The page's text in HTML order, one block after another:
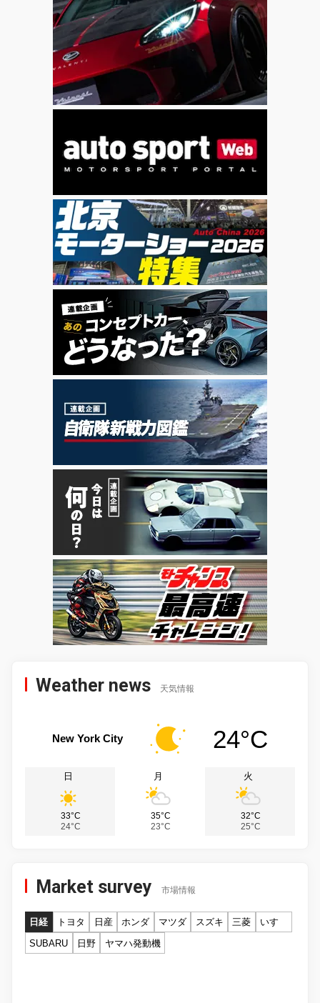
Weather news 天気情報
New York City 24°C
日
33°C
24°C
月
35°C
23°C
火
32°C
25°C
Market survey 市場情報
日経 トヨタ 日産 ホンダ マツダ スズキ 三菱
いすゞ
SUBARU
日野 ヤマハ発動機